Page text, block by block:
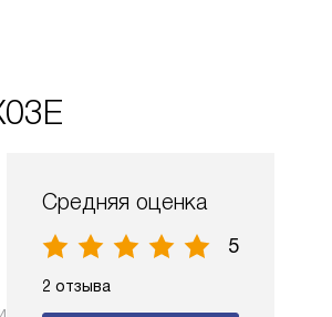
Средняя оценка
5
2 отзыва